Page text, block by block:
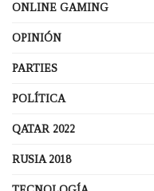
ONLINE GAMING
OPINIÓN
PARTIES
POLÍTICA
QATAR 2022
RUSIA 2018